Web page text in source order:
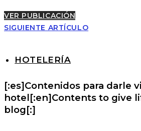
VER PUBLICACIÓN
SIGUIENTE ARTÍCULO
HOTELERÍA
[:es]Contenidos para darle
hotel[:en]Contents to give
blog[:]